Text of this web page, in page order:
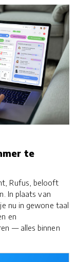
te
Rufus, belooft
In plaats van
nu in gewone taal
en
— alles binnen